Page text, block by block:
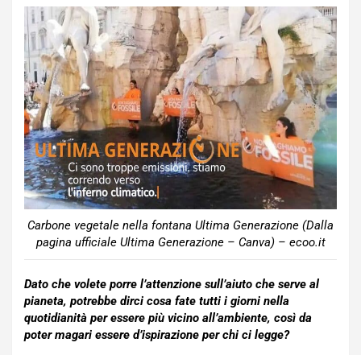
Carbone vegetale nella fontana Ultima Generazione (Dalla
pagina ufficiale Ultima Generazione – Canva) – ecoo.it
Dato che volete porre l’attenzione sull’aiuto che serve al
pianeta, potrebbe dirci cosa fate tutti i giorni nella
quotidianità per essere più vicino all’ambiente, così da
poter magari essere d’ispirazione per chi ci legge?